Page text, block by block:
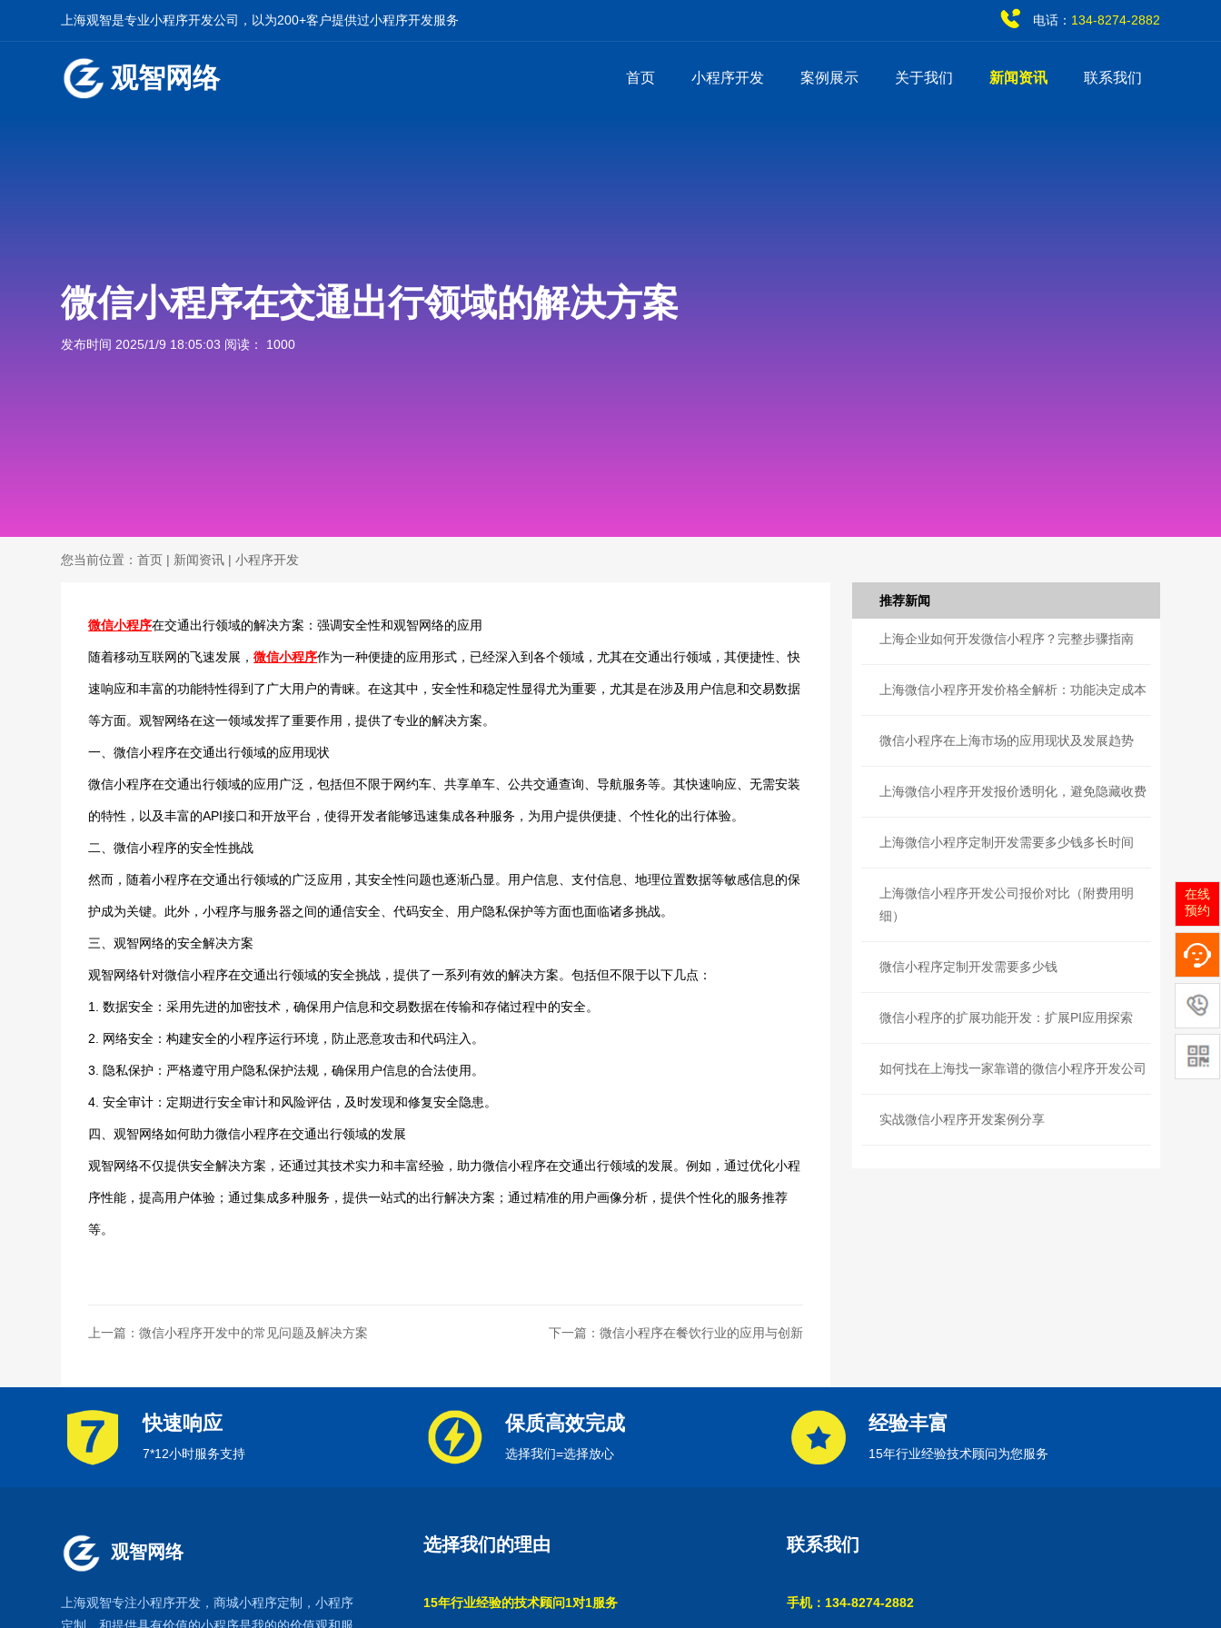
上海观智是专业小程序开发公司，以为200+客户提供过小程序开发服务 134-8274-2882
电话：
观智网络 首页 小程序开发 案例展示 关于我们 新闻资讯 联系我们
微信小程序在交通出行领域的解决方案
发布时间 2025/1/9 18:05:03 阅读： 1000
您当前位置：首页 | 新闻资讯 | 小程序开发
微信小程序在交通出行领域的解决方案：强调安全性和观智网络的应用
随着移动互联网的飞速发展，微信小程序作为一种便捷的应用形式，已经深入到各个领域，尤其在交通出行领域，其便捷性、快
速响应和丰富的功能特性得到了广大用户的青睐。在这其中，安全性和稳定性显得尤为重要，尤其是在涉及用户信息和交易数据
等方面。观智网络在这一领域发挥了重要作用，提供了专业的解决方案。
一、微信小程序在交通出行领域的应用现状
微信小程序在交通出行领域的应用广泛，包括但不限于网约车、共享单车、公共交通查询、导航服务等。其快速响应、无需安装
的特性，以及丰富的API接口和开放平台，使得开发者能够迅速集成各种服务，为用户提供便捷、个性化的出行体验。
二、微信小程序的安全性挑战
然而，随着小程序在交通出行领域的广泛应用，其安全性问题也逐渐凸显。用户信息、支付信息、地理位置数据等敏感信息的保
护成为关键。此外，小程序与服务器之间的通信安全、代码安全、用户隐私保护等方面也面临诸多挑战。
三、观智网络的安全解决方案
观智网络针对微信小程序在交通出行领域的安全挑战，提供了一系列有效的解决方案。包括但不限于以下几点：
1. 数据安全：采用先进的加密技术，确保用户信息和交易数据在传输和存储过程中的安全。
2. 网络安全：构建安全的小程序运行环境，防止恶意攻击和代码注入。
3. 隐私保护：严格遵守用户隐私保护法规，确保用户信息的合法使用。
4. 安全审计：定期进行安全审计和风险评估，及时发现和修复安全隐患。
四、观智网络如何助力微信小程序在交通出行领域的发展
观智网络不仅提供安全解决方案，还通过其技术实力和丰富经验，助力微信小程序在交通出行领域的发展。例如，通过优化小程
序性能，提高用户体验；通过集成多种服务，提供一站式的出行解决方案；通过精准的用户画像分析，提供个性化的服务推荐
等。
上一篇：微信小程序开发中的常见问题及解决方案 下一篇：微信小程序在餐饮行业的应用与创新
推荐新闻
上海企业如何开发微信小程序？完整步骤指南
上海微信小程序开发价格全解析：功能决定成本
微信小程序在上海市场的应用现状及发展趋势
上海微信小程序开发报价透明化，避免隐藏收费
上海微信小程序定制开发需要多少钱多长时间
上海微信小程序开发公司报价对比（附费用明
细）
微信小程序定制开发需要多少钱
微信小程序的扩展功能开发：扩展PI应用探索
如何找在上海找一家靠谱的微信小程序开发公司
实战微信小程序开发案例分享
快速响应
7*12小时服务支持
保质高效完成
选择我们=选择放心
经验丰富
15年行业经验技术顾问为您服务
观智网络
上海观智专注小程序开发 ，商城小程序定制，小程序
选择我们的理由
15年行业经验的技术顾问1对1服务
联系我们
手机：134-8274-2882
在线
预约